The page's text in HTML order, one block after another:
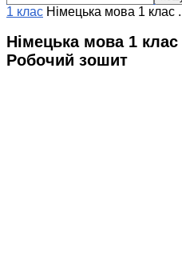
1 клас Німецька мова 1 клас
Німецька мова 1
Робочий зошит